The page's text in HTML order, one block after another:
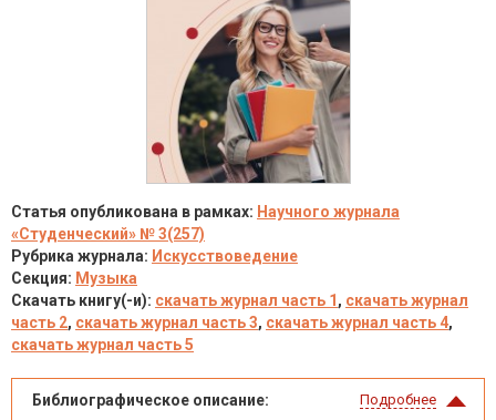
Статья опубликована в рамках: Научного журнала
«Студенческий» № 3(257)
Рубрика журнала: Искусствоведение
Секция: Музыка
Скачать книгу(-и): скачать журнал часть 1 , скачать журнал
часть 2, скачать журнал часть 3, скачать журнал часть 4,
скачать журнал часть 5
Библиографическое описание: Подробнее